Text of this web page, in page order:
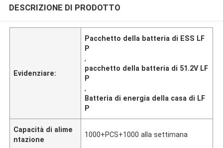
DESCRIZIONE DI PRODOTTO
Evidenziare:
Pacchetto della batteria di ESS LF
P
,
pacchetto della batteria di 51.2V LF
P
,
Batteria di energia della casa di LF
P
Capacità di alime
ntazione
1000+PCS+1000 alla settimana